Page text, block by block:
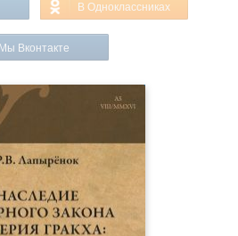
В Одноклассниках
Мы Вконтакте